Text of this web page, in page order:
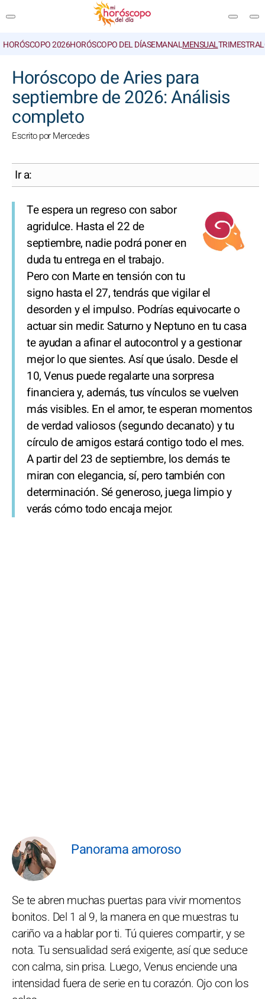
HORÓSCOPO 2026HORÓSCOPO DEL DÍASEMANALMENSUALTRIMESTRAL
Horóscopo de Aries para
septiembre de 2026: Análisis
completo
Escrito por Mercedes
Ir a:
Te espera un regreso con sabor
agridulce. Hasta el 22 de
septiembre, nadie podrá poner en
duda tu entrega en el trabajo.
Pero con Marte en tensión con tu
signo hasta el 27, tendrás que vigilar el
desorden y el impulso. Podrías equivocarte o
actuar sin medir. Saturno y Neptuno en tu casa
te ayudan a afinar el autocontrol y a gestionar
mejor lo que sientes. Así que úsalo. Desde el
10, Venus puede regalarte una sorpresa
financiera y, además, tus vínculos se vuelven
más visibles. En el amor, te esperan momentos
de verdad valiosos (segundo decanato) y tu
círculo de amigos estará contigo todo el mes.
A partir del 23 de septiembre, los demás te
miran con elegancia, sí, pero también con
determinación. Sé generoso, juega limpio y
verás cómo todo encaja mejor.
Panorama amoroso
Se te abren muchas puertas para vivir momentos
bonitos. Del 1 al 9, la manera en que muestras tu
cariño va a hablar por ti. Tú quieres compartir, y se
nota. Tu sensualidad será exigente, así que seduce
con calma, sin prisa. Luego, Venus enciende una
intensidad fuera de serie en tu corazón. Ojo con los